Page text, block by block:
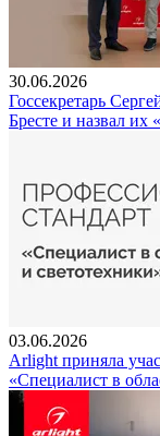
30.06.2026
Госсекретарь
Бресте и назвал их
03.06.2026
Arlight приняла
«Специалист в